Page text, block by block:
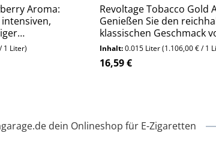
Aroma:
fruchtig-
1 Liter)
Revoltage Tobacco Gold
Genießen Sie den
klassischen Geschmack
Tabak. Ideal für ein
und authentisches
Inhalt:0.015 Liter(1.106,00 € / 1
Regulärer Preis:
16,59 €
dein Onlineshop für E-Zigaretten